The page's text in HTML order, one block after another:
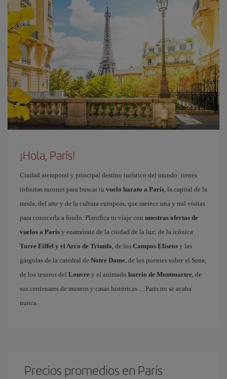
¡Hola, París!
Ciudad atemporal y principal destino turístico del mundo: tienes
infinitas razones para buscar tu vuelo barato a París , la capital de la
moda, del arte y de la cultura europeas, que merece una y mil visitas
para conocerla a fondo. Planifica tu viaje con nuestras ofertas de
vuelos a París y enamórate de la ciudad de la luz: de la icónica
Torre Eiffel y el Arco de Triunfo , de los Campos Elíseos y las
gárgolas de la catedral de Notre Dame , de los puentes sobre el Sena,
de los tesoros del Louvre y el animado barrio de Montmartre , de
sus centenares de museos y casas históricas… París no se acaba
nunca.
Precios promedios en París